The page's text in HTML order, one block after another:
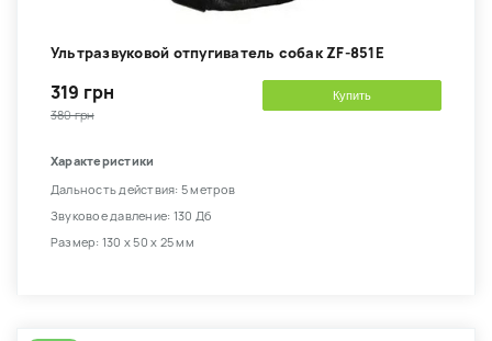
Ультразвуковой отпугиватель собак ZF-851E
319 грн
380 грн
Купить
Характеристики
Дальность действия: 5 метров
Звуковое давление: 130 Дб
Размер: 130 х 50 х 25 мм